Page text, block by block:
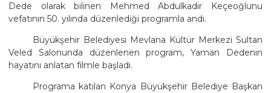
Dede olarak bilinen Mehmed Abdulkadir Keçeoğlunu
vefatının 50. yılında düzenlediği programla andı.
Büyükşehir Belediyesi Mevlana Kültür Merkezi Sultan
Veled Salonunda düzenlenen program, Yaman Dedenin
hayatını anlatan filmle başladı.
Programa katılan Konya Büyükşehir Belediye Başkan